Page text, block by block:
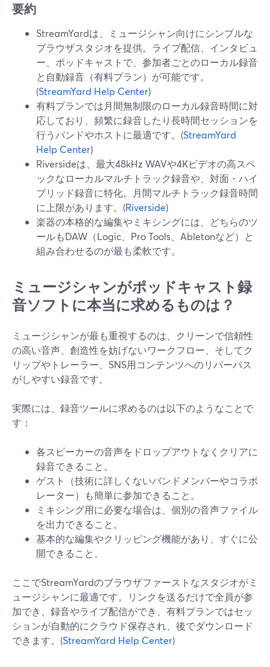
要約
StreamYardは、ミュージシャン向けにシンプルな
ブラウザスタジオを提供。ライブ配信、インタビュ
ー、ポッドキャストで、参加者ごとのローカル録音
と自動録音（有料プラン）が可能です。
(StreamYard Help Center)
有料プランでは月間無制限のローカル録音時間に対
応しており、頻繁に録音したり長時間セッションを
行うバンドやホストに最適です。(StreamYard
Help Center)
Riversideは、最大48kHz WAVや4Kビデオの高スペ
ックなローカルマルチトラック録音や、対面・ハイ
ブリッド録音に特化。月間マルチトラック録音時間
に上限があります。(Riverside)
楽器の本格的な編集やミキシングには、どちらのツ
ールもDAW（Logic、Pro Tools、Abletonなど）と
組み合わせるのが最も柔軟です。
ミュージシャンがポッドキャスト録
音ソフトに本当に求めるものは？
ミュージシャンが最も重視するのは、クリーンで信頼性
の高い音声、創造性を妨げないワークフロー、そしてク
リップやトレーラー、SNS用コンテンツへのリパーパス
がしやすい録音です。
実際には、録音ツールに求めるのは以下のようなことで
す：
各スピーカーの音声をドロップアウトなくクリアに
録音できること。
ゲスト（技術に詳しくないバンドメンバーやコラボ
レーター）も簡単に参加できること。
ミキシング用に必要な場合は、個別の音声ファイル
を出力できること。
基本的な編集やクリッピング機能があり、すぐに公
開できること。
ここでStreamYardのブラウザファーストなスタジオがミ
ュージシャンに最適です。リンクを送るだけで全員が参
加でき、録音やライブ配信ができ、有料プランではセッ
ションが自動的にクラウド保存され、後でダウンロード
できます。(StreamYard Help Center)